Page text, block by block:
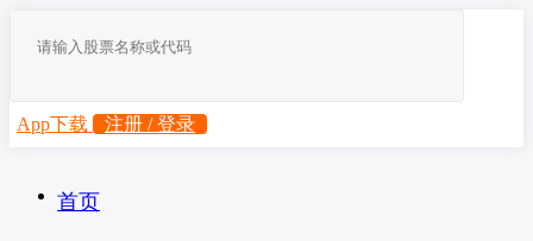
App下载 注册 / 登录
首页